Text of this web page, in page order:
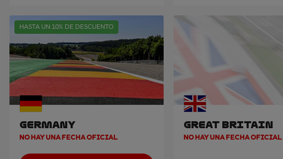
HASTA UN 10% DE DESCUENTO
GERMANY
NO HAY UNA FECHA OFICIAL
GREAT BRITAIN
NO HAY UNA FECHA OFICIAL